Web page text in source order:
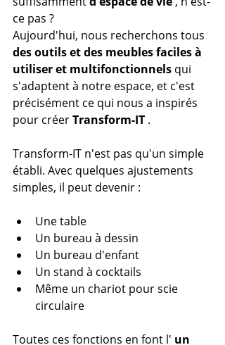
ce pas ?
Aujourd'hui, nous recherchons tous
des outils et des meubles faciles à
utiliser et multifonctionnels qui
s'adaptent à notre espace, et c'est
précisément ce qui nous a inspirés
pour créer Transform-IT .
Transform-IT n'est pas qu'un simple
établi. Avec quelques ajustements
simples, il peut devenir :
Une table
Un bureau à dessin
Un bureau d'enfant
Un stand à cocktails
Même un chariot pour scie
circulaire
Toutes ces fonctions en font l' un